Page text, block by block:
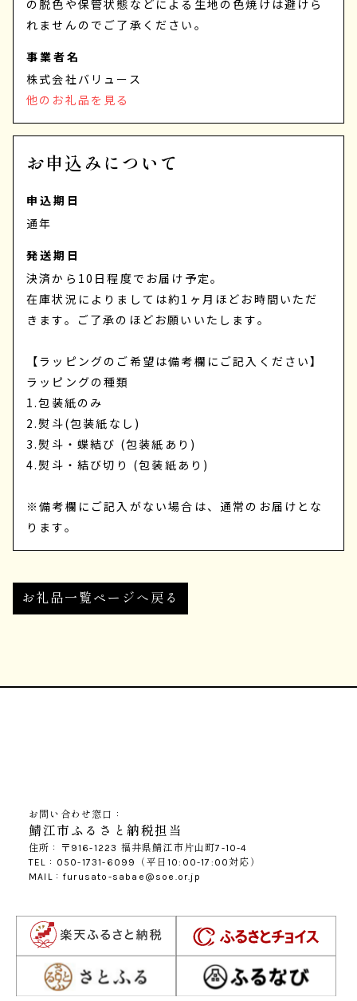
の脱色や保管状態などによる生地の色焼けは避けら
れませんのでご了承ください。
事業者名
株式会社バリュース
他のお礼品を見る
お申込みについて
申込期日
通年
発送期日
決済から10日程度でお届け予定。
在庫状況によりましては約1ヶ月ほどお時間いただ
きます。ご了承のほどお願いいたします。
【ラッピングのご希望は備考欄にご記入ください】
ラッピングの種類
1.包装紙のみ
2.熨斗(包装紙なし)
3.熨斗・蝶結び (包装紙あり)
4.熨斗・結び切り (包装紙あり)
※備考欄にご記入がない場合は、通常のお届けとな
ります。
お礼品一覧ページへ戻る
お問い合わせ窓口：
鯖江市ふるさと納税担当
住所：〒916-1223 福井県鯖江市片山町7-10-4
TEL：050-1731-6099（平日10:00-17:00対応）
MAIL：furusato-sabae@soe.or.jp